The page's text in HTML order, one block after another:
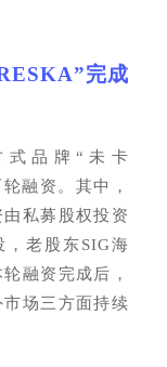
完成
式品牌“未卡
融资。其中，
私募股权投资
，老股东SIG海
融资完成后，
场三方面持续